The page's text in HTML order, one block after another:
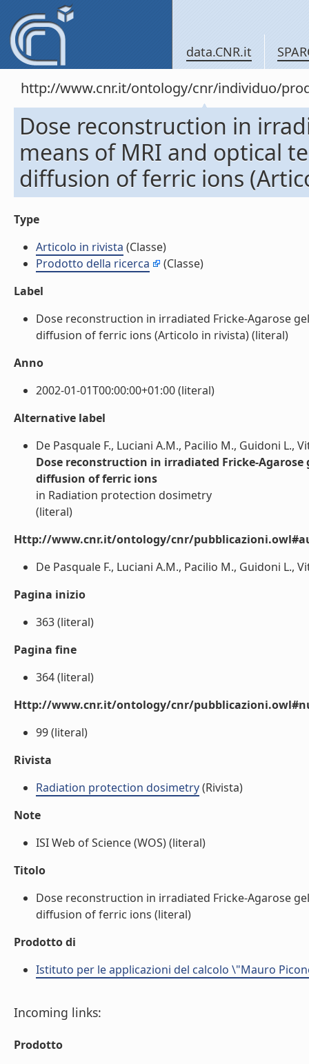
data.CNR.it
http://www.cnr.it/ontology/cnr/individuo/
Dose reconstruction in
means of MRI and optical
diffusion of ferric ions
Type
Articolo in rivista (Classe)
Prodotto della ricerca
(Classe)
Label
Dose reconstruction in irradiated Fricke-Agarose
diffusion of ferric ions (Articolo in rivista) (literal)
Anno
2002-01-01T00:00:00+01:00 (literal)
Alternative label
De Pasquale F., Luciani A.M., Pacilio M., Guidoni L.,
Dose reconstruction in irradiated Fricke-
diffusion of ferric ions
in Radiation protection dosimetry
(literal)
Http://www.cnr.it/ontology/cnr/
De Pasquale F., Luciani A.M., Pacilio M., Guidoni L.,
Pagina inizio
363 (literal)
Pagina fine
364 (literal)
Http://www.cnr.it/ontology/cnr/
99 (literal)
Rivista
Radiation protection dosimetry(Rivista)
Note
ISI Web of Science (WOS) (literal)
Titolo
Dose reconstruction in irradiated Fricke-Agarose
diffusion of ferric ions (literal)
Prodotto di
Istituto per le applicazioni del calcolo \"Mauro
Incoming links:
Prodotto